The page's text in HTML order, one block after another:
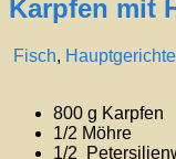
Karpfen mit
Fisch, Hauptgerichte
800 g Karpfen
1/2 Möhre
1/2